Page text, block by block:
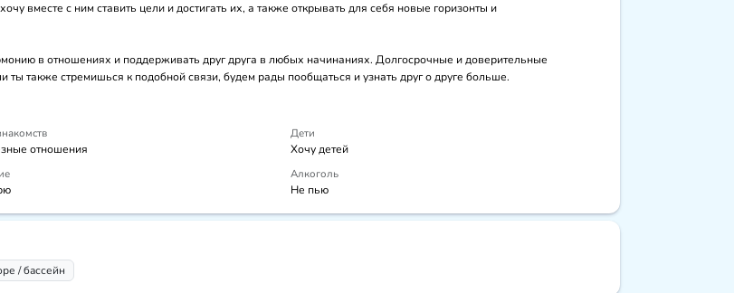
вместе с ним ставить цели и достигать их, а также открывать для себя новые горизонты и
в отношениях и поддерживать друг друга в любых начинаниях. Долгосрочные и доверительные
также стремишься к подобной связи, будем рады пообщаться и узнать друг о друге больше.
отношения
Дети
Хочу детей
Алкоголь
Не пью
/ бассейн